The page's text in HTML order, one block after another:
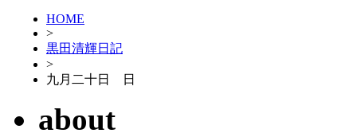
HOME
>
黒田清輝日記
>
九月二十日 日
about